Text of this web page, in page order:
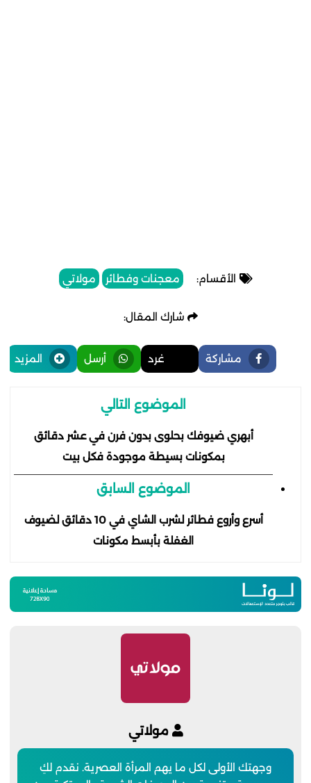
الأقسام: معجنات وفطائر مولاتي
شارك المقال:
مشاركة غرد أرسل المزيد
الموضوع التالي
أبهري ضيوفك بحلوى بدون فرن في عشر دقائق
بمكونات بسيطة موجودة فكل بيت
الموضوع السابق
أسرع وأروع فطائر لشرب الشاي في 10 دقائق لضيوف
الغفلة بأبسط مكونات
مولاتي
وجهتك الأولى لكل ما يهم المرأة العصرية. نقدم لكِ